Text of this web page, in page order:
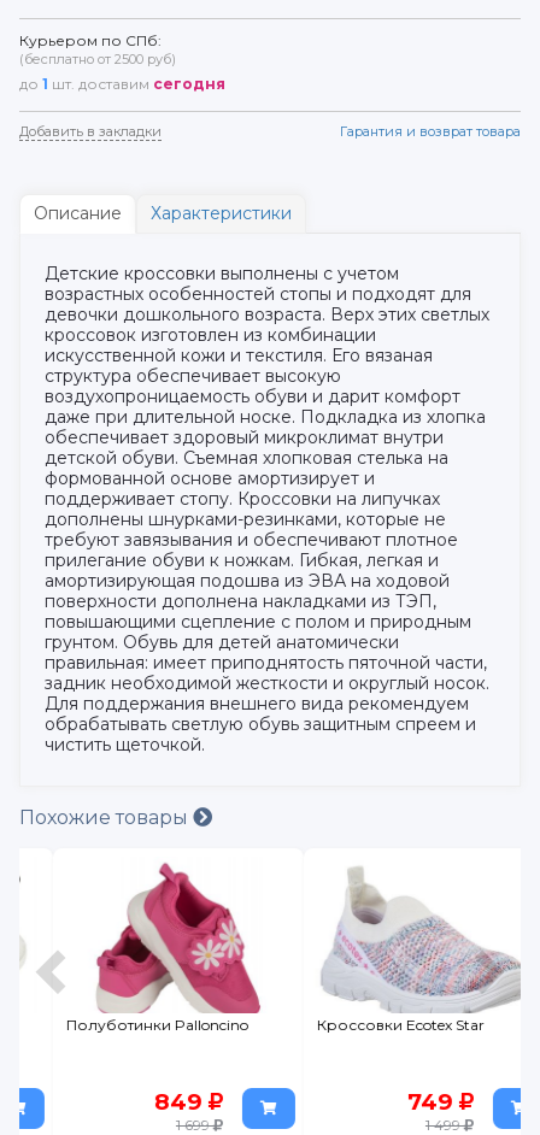
Курьером по СПб:
(бесплатно от 2500 руб)
до 1 шт. доставим сегодня
Добавить в закладки Гарантия и возврат товара
Описание Характеристики
Детские кроссовки выполнены с учетом
возрастных особенностей стопы и подходят для
девочки дошкольного возраста. Верх этих светлых
кроссовок изготовлен из комбинации
искусственной кожи и текстиля. Его вязаная
структура обеспечивает высокую
воздухопроницаемость обуви и дарит комфорт
даже при длительной носке. Подкладка из хлопка
обеспечивает здоровый микроклимат внутри
детской обуви. Съемная хлопковая стелька на
формованной основе амортизирует и
поддерживает стопу. Кроссовки на липучках
дополнены шнурками-резинками, которые не
требуют завязывания и обеспечивают плотное
прилегание обуви к ножкам. Гибкая, легкая и
амортизирующая подошва из ЭВА на ходовой
поверхности дополнена накладками из ТЭП,
повышающими сцепление с полом и природным
грунтом. Обувь для детей анатомически
правильная: имеет приподнятость пяточной части,
задник необходимой жесткости и округлый носок.
Для поддержания внешнего вида рекомендуем
обрабатывать светлую обувь защитным спреем и
чистить щеточкой.
Похожие товары
Полуботинки Palloncino
849
1 699
Кроссовки Ecotex Star
749
1 499